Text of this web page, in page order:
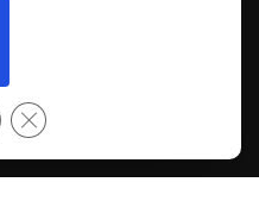
Close GDPR Cookie Banner